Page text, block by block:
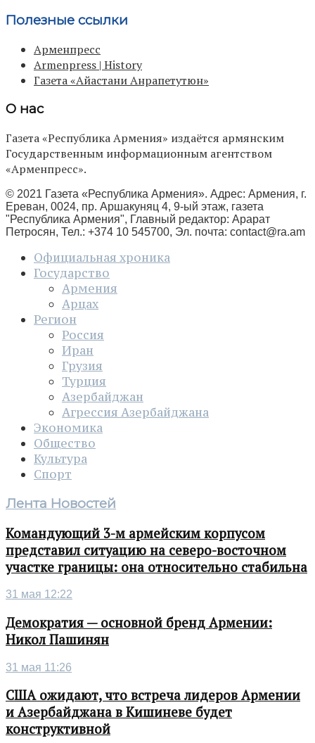
Полезные ссылки
Арменпресс
Armenpress | History
Газета «Айастани Анрапетутюн»
О нас
Газета «Республика Армения» издаётся армянским
Государственным информационным агентством
«Арменпресс».
© 2021 Газета «Республика Армения». Адрес: Армения, г.
Ереван, 0024, пр. Аршакуняц 4, 9-ый этаж, газета
"Республика Армения", Главный редактор: Арарат
Петросян, Тел.: +374 10 545700, Эл. почта: contact@ra.am
Официальная хроника
Государство
Армения
Арцах
Регион
Россия
Иран
Грузия
Турция
Азербайджан
Агрессия Азербайджана
Экономика
Общество
Культура
Спорт
Лента Новостей
Командующий 3-м армейским корпусом
представил ситуацию на северо-восточном
участке границы: она относительно стабильна
31 мая 12:22
Демократия — основной бренд Армении:
Никол Пашинян
31 мая 11:26
США ожидают, что встреча лидеров Армении
и Азербайджана в Кишиневе будет
конструктивной